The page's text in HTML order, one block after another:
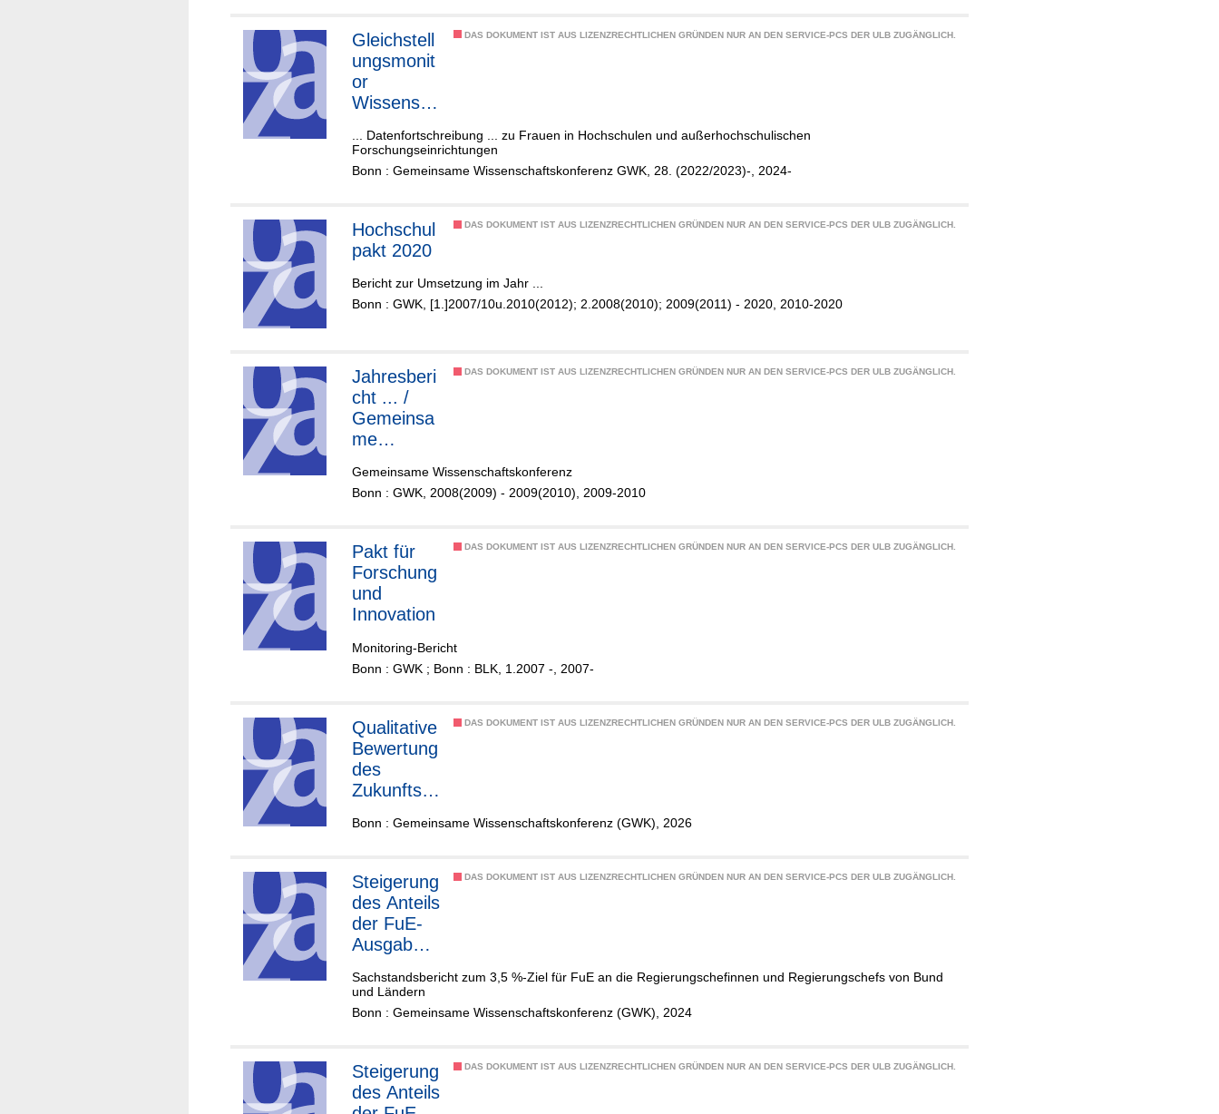
DAS DOKUMENT IST AUS LIZENZRECHTLICHEN GRÜNDEN NUR AN DEN SERVICE-PCS DER ULB ZUGÄNGLICH.
Gleichstell
ungsmonit
or
Wissensch
Forschung
... Datenfortschreibung ... zu Frauen in Hochschulen und außerhochschulischen
Forschungseinrichtungen
Bonn : Gemeinsame Wissenschaftskonferenz GWK, 28. (2022/2023)-, 2024-
DAS DOKUMENT IST AUS LIZENZRECHTLICHEN GRÜNDEN NUR AN DEN SERVICE-PCS DER ULB ZUGÄNGLICH.
Hochschul
pakt 2020
Bericht zur Umsetzung im Jahr ...
Bonn : GWK, [1.]2007/10u.2010(2012); 2.2008(2010); 2009(2011) - 2020, 2010-2020
DAS DOKUMENT IST AUS LIZENZRECHTLICHEN GRÜNDEN NUR AN DEN SERVICE-PCS DER ULB ZUGÄNGLICH.
Jahresberi
cht ... /
Gemeinsa
me
aftskonfer
enz, GWK
Gemeinsame Wissenschaftskonferenz
Bonn : GWK, 2008(2009) - 2009(2010), 2009-2010
DAS DOKUMENT IST AUS LIZENZRECHTLICHEN GRÜNDEN NUR AN DEN SERVICE-PCS DER ULB ZUGÄNGLICH.
Pakt für
Forschung
und
Innovation
Monitoring-Bericht
Bonn : GWK ; Bonn : BLK, 1.2007 -, 2007-
DAS DOKUMENT IST AUS LIZENZRECHTLICHEN GRÜNDEN NUR AN DEN SERVICE-PCS DER ULB ZUGÄNGLICH.
Qualitative
Bewertung
des
Zukunftsv
"Studium
stärken"
für die
Jahre
2021 bis
2023
Bonn : Gemeinsame Wissenschaftskonferenz (GWK), 2026
DAS DOKUMENT IST AUS LIZENZRECHTLICHEN GRÜNDEN NUR AN DEN SERVICE-PCS DER ULB ZUGÄNGLICH.
Steigerung
des Anteils
der FuE-
Ausgaben
nationalen
Bruttoinlan
Sachstandsbericht zum 3,5 %-Ziel für FuE an die Regierungschefinnen und Regierungschefs von Bund
und Ländern
Bonn : Gemeinsame Wissenschaftskonferenz (GWK), 2024
DAS DOKUMENT IST AUS LIZENZRECHTLICHEN GRÜNDEN NUR AN DEN SERVICE-PCS DER ULB ZUGÄNGLICH.
Steigerung
des Anteils